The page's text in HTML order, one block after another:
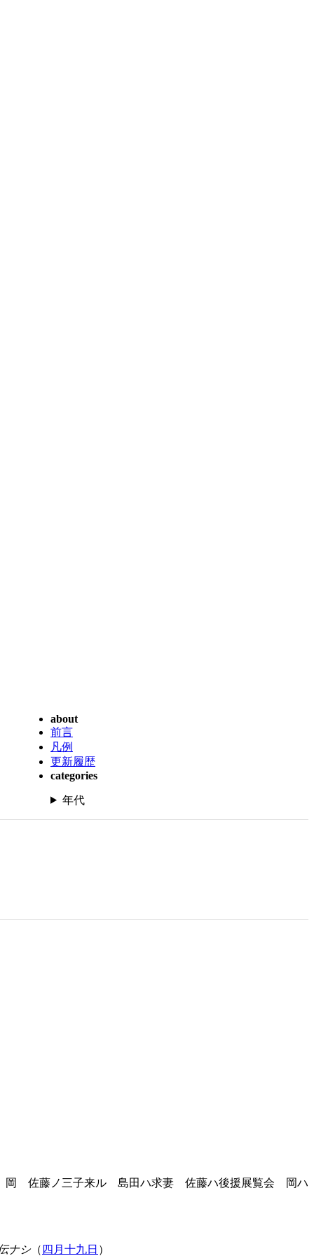
about
前言
凡例
更新履歴
categories
年代
岡 佐藤ノ三子来ル 島田ハ求妻 佐藤ハ後援展覧会 岡ハ
ナシ（ 四月十九日 ）